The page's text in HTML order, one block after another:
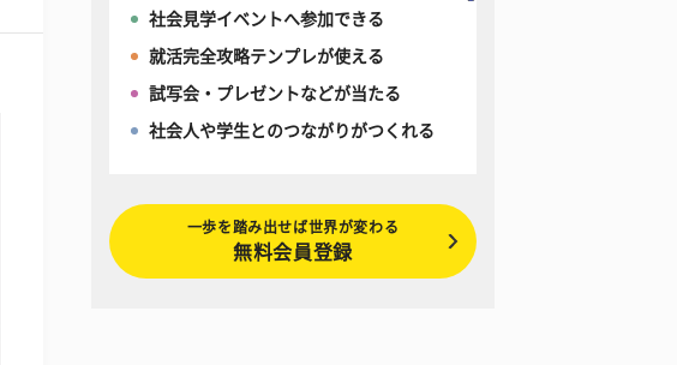
社会見学イベントへ参加できる
就活完全攻略テンプレが使える
試写会・プレゼントなどが当たる
社会人や学生とのつながりがつくれる
一歩を踏み出せば世界が変わる
無料会員登録